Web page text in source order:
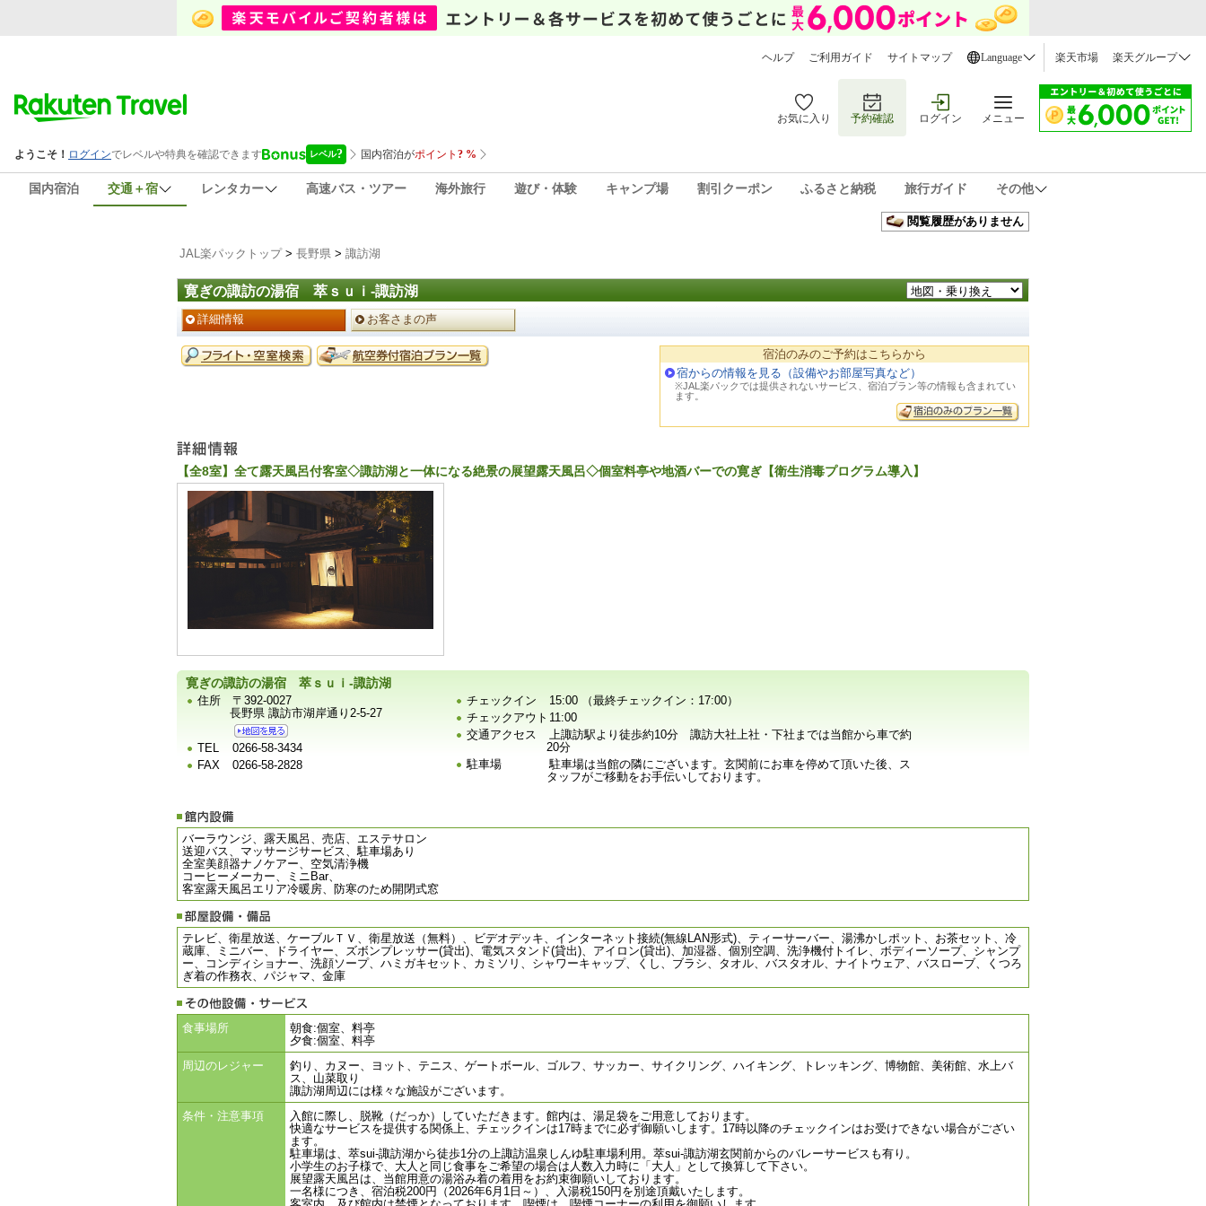
ヘルプ ご利用ガイド サイトマップ Language 楽天市場 楽天グループ
お気に入り 予約確認 ログイン メニュー
国内宿泊 交通＋宿 レンタカー 高速バス・ツアー 海外旅行 遊び・体験 キャンプ場 割引クーポン ふるさと納税 旅行ガイド その他
閲覧履歴がありません
JAL楽パックトップ> 長野県 > 諏訪湖
寛ぎの諏訪の湯宿 萃ｓｕｉ‐諏訪湖
ペ
ー
ジ
メ
ニ
詳細情報 お客さまの声
予
約
宿泊のみのご予約はこちらから
宿からの情報を見る（設備やお部屋写真など）
※JAL楽パックでは提供されないサービス、宿泊プラン等の情報も含まれてい
ます。
【全8室】全て露天風呂付客室◇諏訪湖と一体になる絶景の展望露天風呂◇個室料亭や地酒バーでの寛ぎ【衛生消毒プログラム導入】
宿
泊
設
写
寛ぎの諏訪の湯宿 萃ｓｕｉ‐諏訪湖
住所
〒392-0027
長野県 諏訪市湖岸通り2-5-27
TEL
0266-58-3434
FAX
0266-58-2828
チェックイン
15:00 （最終チェックイン：17:00）
チェックアウト 11:00
交通アクセス
上諏訪駅より徒歩約10分 諏訪大社上社・下社までは当館から車で約
20分
駐車場
駐車場は当館の隣にございます。玄関前にお車を停めて頂いた後、ス
タッフがご移動をお手伝いしております。
バーラウンジ、露天風呂、売店、エステサロン
送迎バス、マッサージサービス、駐車場あり
全室美顔器ナノケアー、空気清浄機
コーヒーメーカー、ミニBar、
客室露天風呂エリア冷暖房、防寒のため開閉式窓
テレビ、衛星放送、ケーブルＴＶ、衛星放送（無料）、ビデオデッキ、インターネット接続(無線LAN形式)、ティーサーバー、湯沸かしポット、お茶セット、冷
蔵庫、ミニバー、ドライヤー、ズボンプレッサー(貸出)、電気スタンド(貸出)、アイロン(貸出)、加湿器、個別空調、洗浄機付トイレ、ボディーソープ、シャンプ
ー、コンディショナー、洗顔ソープ、ハミガキセット、カミソリ、シャワーキャップ、くし、ブラシ、タオル、バスタオル、ナイトウェア、バスローブ、くつろ
ぎ着の作務衣、パジャマ、金庫
食事場所
朝食:個室、料亭
夕食:個室、料亭
周辺のレジャー
釣り、カヌー、ヨット、テニス、ゲートボール、ゴルフ、サッカー、サイクリング、ハイキング、トレッキング、博物館、美術館、水上バ
ス、山菜取り
諏訪湖周辺には様々な施設がございます。
条件・注意事項
入館に際し、脱靴（だっか）していただきます。館内は、湯足袋をご用意しております。
快適なサービスを提供する関係上、チェックインは17時までに必ず御願いします。17時以降のチェックインはお受けできない場合がござい
ます。
駐車場は、萃sui-諏訪湖から徒歩1分の上諏訪温泉しんゆ駐車場利用。萃sui-諏訪湖玄関前からのバレーサービスも有り。
小学生のお子様で、大人と同じ食事をご希望の場合は人数入力時に「大人」として換算して下さい。
展望露天風呂は、当館用意の湯浴み着の着用をお約束御願いしております。
一名様につき、宿泊税200円（2026年6月1日～）、入湯税150円を別途頂戴いたします。